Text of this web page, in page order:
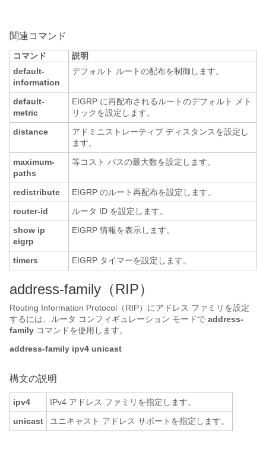
関連コマンド
コマンド
説明
default-
information
デフォルト ルートの配布を制御します。
default-
metric
EIGRP に再配布されるルートのデフォルト メト
リックを設定します。
distance
アドミニストレーティブ ディスタンスを設定し
ます。
maximum-
paths
等コスト パスの最大数を設定します。
redistribute
EIGRP のルート再配布を設定します。
router-id
ルータ ID を設定します。
show ip
eigrp
EIGRP 情報を表示します。
timers EIGRP タイマーを設定します。
address-family （RIP）
Routing Information Protocol（RIP）にアドレス ファミリを設定
するには、ルータ コンフィギュレーション モードで address-
family コマンドを使用します。
address-family ipv4 unicast
構文の説明
ipv4
IPv4 アドレス ファミリを指定します。
unicast
ユニキャスト アドレス サポートを指定します。